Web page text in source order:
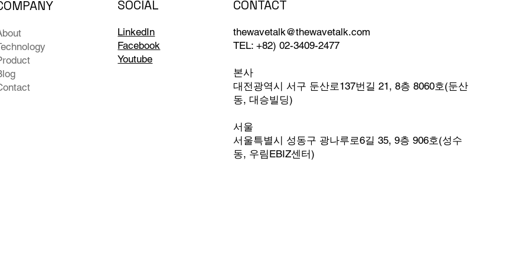
동(유속 변동)과 기포 환경
서도 탁도 측정 안정성을 유
하는 방법
관망 수질 모니터링이 스마트
워터 시티(SWC)를 어떻게 변
화시키는가
SOCIAL
LinkedIn
Facebook
Youtube
CONTACT
thewavetalk@thewavetalk.com
TEL: +82) 02-3409-2477
본사
대전광역시 서구 둔산로137번길 21, 8층 8060호(둔산
동, 대승빌딩)
서울
서울특별시 성동구 광나루로6길 35, 9층 906호(성수
동, 우림EBIZ센터)